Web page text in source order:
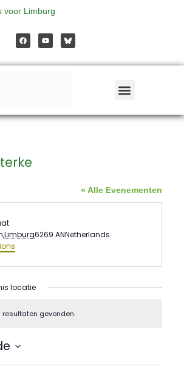
voor Limburg
a
c
e
o
o
o
u
t
b
e
« Alle Evenementen
,Limburg6269 ANNetherlands
locatie
resultaten gevonden.